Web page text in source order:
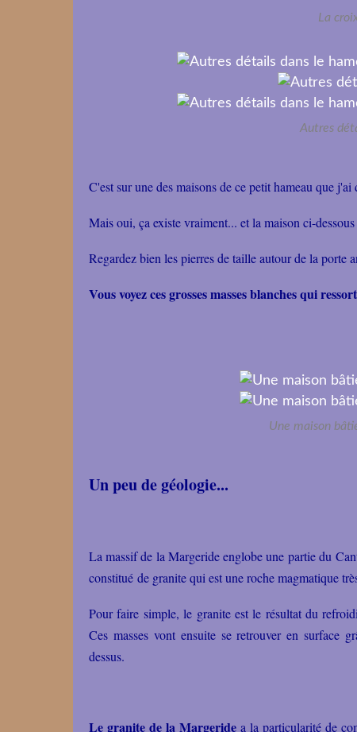
La
Autres
C'est sur une des maisons de ce petit hameau que
Mais oui, ça existe vraiment... et la maison ci-
Regardez bien les pierres de taille autour de la porte
Vous voyez ces grosses masses blanches qui
Une maison
Un peu de géologie...
La massif de la Margeride englobe une partie du
constitué de granite qui est une roche magmatique
Pour faire simple, le granite est le résultat du
Ces masses vont ensuite se retrouver en surface
dessus.
Le granite de la Margeridea la particularité de